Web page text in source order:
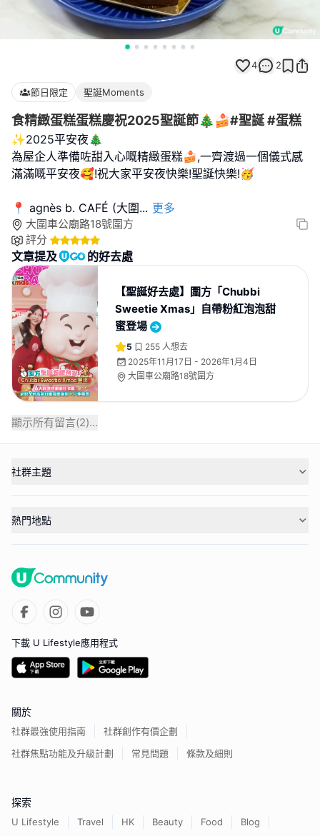
4 2
節日限定 聖誕Moments
食精緻蛋糕蛋糕慶祝2025聖誕節🎄🍰#聖誕 #蛋糕
✨2025平安夜🎄
為屋企人準備咗甜入心嘅精緻蛋糕🍰,一齊渡過一個儀式感
滿滿嘅平安夜🥰!祝大家平安夜快樂!聖誕快樂!🥳
📍 agnès b. CAFÉ (大圍... 更多
大圍車公廟路18號圍方
評分
文章提及 的好去處
【聖誕好去處】圍方「Chubbi
Sweetie Xmas」自帶粉紅泡泡甜
蜜登場
5 255 人想去
2025年11月17日 - 2026年1月4日
大圍車公廟路18號圍方
顯示所有留言(2)...
社群主題
熱門地點
下載 U Lifestyle應用程式
關於
社群最強使用指南
社群創作有價企劃
社群焦點功能及升級計劃
常見問題 條款及細則
探索
U Lifestyle Travel HK Beauty Food Blog